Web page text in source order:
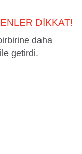
DİKKAT!
daha
getirdi.